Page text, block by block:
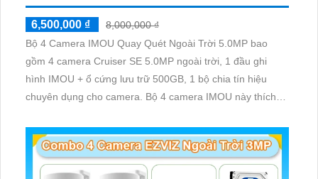
6,500,000 ₫
8,000,000 ₫
Bộ 4 Camera IMOU Quay Quét Ngoài Trời 5.0MP bao
gồm 4 camera Cruiser SE 5.0MP ngoài trời, 1 đầu ghi
hình IMOU + ổ cứng lưu trữ 500GB, 1 bộ chia tín hiệu
chuyên dụng cho camera. Bộ 4 camera IMOU này thích
cần giám sát ngoài trời